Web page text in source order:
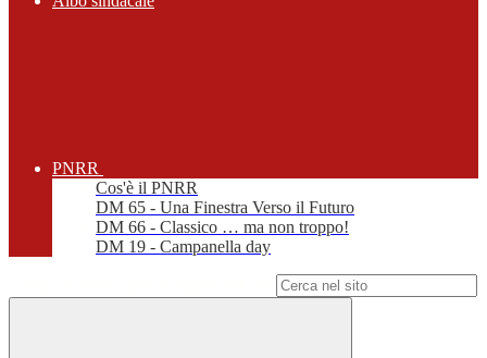
PNRR
Cos'è il PNRR
DM 65 - Una Finestra Verso il Futuro
DM 66 - Classico … ma non troppo!
DM 19 - Campanella day